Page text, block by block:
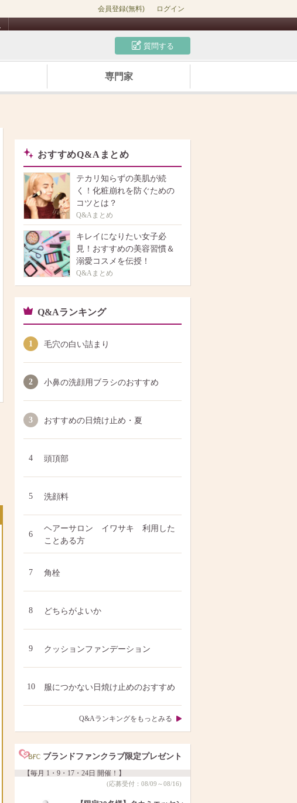
会員登録(無料) ログイン
質問する
専門家
おすすめQ&Aまとめ
テカリ知らずの美肌が続
く！化粧崩れを防ぐための
コツとは？
Q&Aまとめ
キレイになりたい女子必
見！おすすめの美容習慣＆
溺愛コスメを伝授！
Q&Aまとめ
Q&Aランキング
1 毛穴の白い詰まり
2 小鼻の洗顔用ブラシのおすすめ
3 おすすめの日焼け止め・夏
4 頭頂部
5 洗顔料
6
ヘアーサロン イワサキ 利用した
ことある方
7 角栓
8 どちらがよいか
9 クッションファンデーション
10 服につかない日焼け止めのおすすめ
Q&Aランキングをもっとみる
ブランドファンクラブ限定プレゼント
【毎月 1・9・17・24日 開催！】
(応募受付：08/09～08/16)